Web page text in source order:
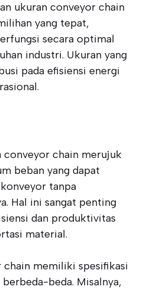
ukuran conveyor chain
yang tepat,
secara optimal
industri. Ukuran yang
pada efisiensi energi
conveyor chain merujuk
beban yang dapat
tanpa
Hal ini sangat penting
dan produktivitas
material.
memiliki spesifikasi
beda. Misalnya,